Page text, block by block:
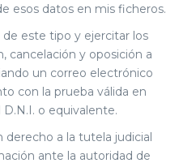
esos datos en mis ficheros.
este tipo y ejercitar los
cancelación y oposición a
un correo electrónico
con la prueba válida en
o equivalente.
a la tutela judicial
ante la autoridad de